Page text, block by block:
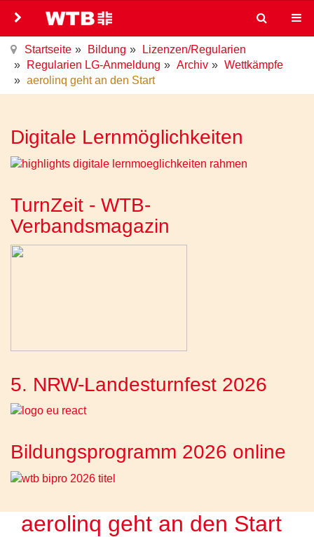
Startseite Bildung
Lizenzen/Regularien
Regularien LG-Anmeldung
Archiv
Wettkämpfe
aerolinq geht an den Start
Digitale Lernmöglichkeiten
TurnZeit - WTB-
Verbandsmagazin
5. NRW-Landesturnfest 2026
Bildungsprogramm 2026 online
aerolinq geht an den Start